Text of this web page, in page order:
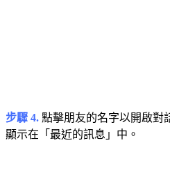
步驟 4. 點擊朋友的名字以開啟對
顯示在「最近的訊息」中。